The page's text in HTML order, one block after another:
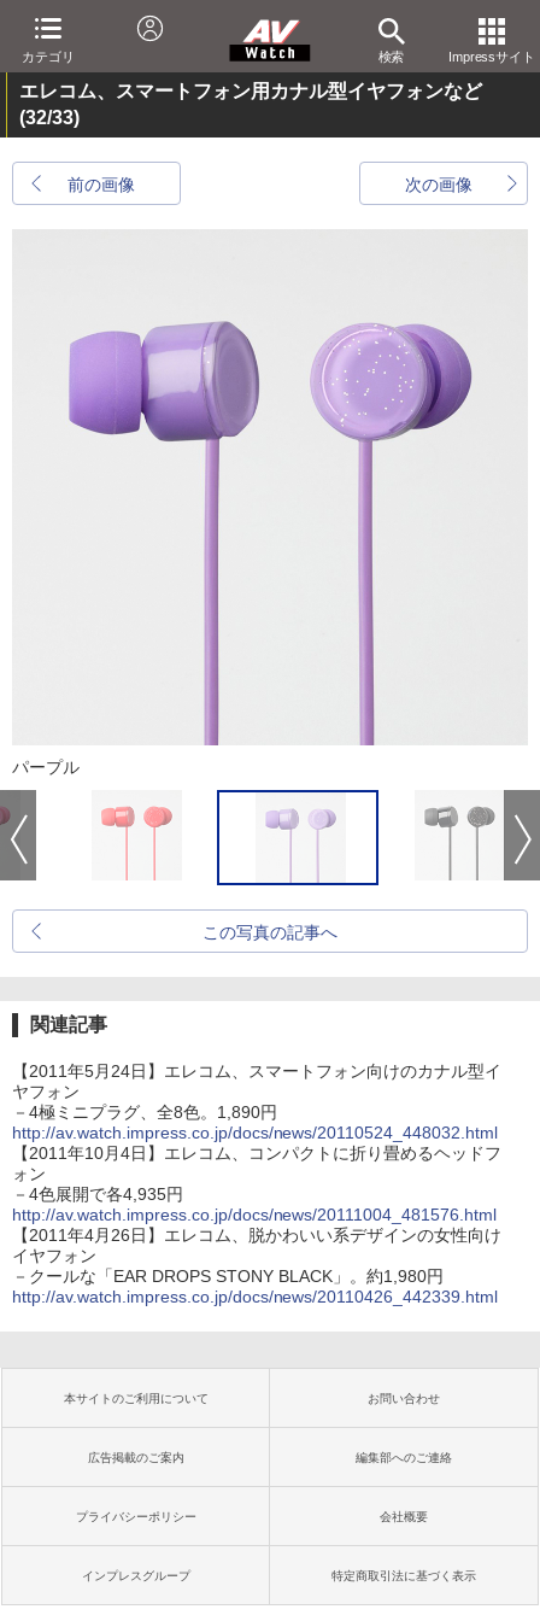
カテゴリ 検索 Impressサイト
エレコム、スマートフォン用カナル型イヤフォンなど
(32/33)
前の画像 次の画像
パープル
この写真の記事へ
関連記事
【2011年5月24日】エレコム、スマートフォン向けのカナル型イ
ヤフォン
－4極ミニプラグ、全8色。1,890円
http://av.watch.impress.co.jp/docs/news/20110524_448032.html
【2011年10月4日】エレコム、コンパクトに折り畳めるヘッドフ
ォン
－4色展開で各4,935円
http://av.watch.impress.co.jp/docs/news/20111004_481576.html
【2011年4月26日】エレコム、脱かわいい系デザインの女性向け
イヤフォン
－クールな「EAR DROPS STONY BLACK」。約1,980円
http://av.watch.impress.co.jp/docs/news/20110426_442339.html
本サイトのご利用について お問い合わせ
広告掲載のご案内 編集部へのご連絡
プライバシーポリシー 会社概要
インプレスグループ 特定商取引法に基づく表示